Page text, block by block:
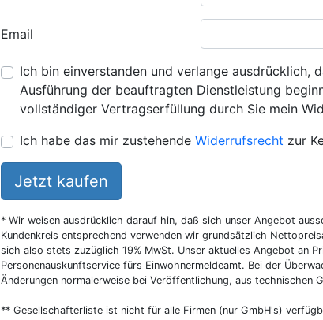
Email
Ich bin einverstanden und verlange ausdrücklich,
Ausführung der beauftragten Dienstleistung
vollständiger Vertragserfüllung durch Sie mein
Ich habe das mir zustehende Widerrufsrecht zur
Jetzt kaufen
* Wir weisen ausdrücklich darauf hin, daß sich unser Angebot
Kundenkreis entsprechend verwenden wir grundsätzlich
sich also stets zuzüglich 19% MwSt. Unser aktuelles Angebot an
Personenauskunftservice fürs Einwohnermeldeamt. Bei der
Änderungen normalerweise bei Veröffentlichung, aus technischen
** Gesellschafterliste ist nicht für alle Firmen (nur GmbH's)